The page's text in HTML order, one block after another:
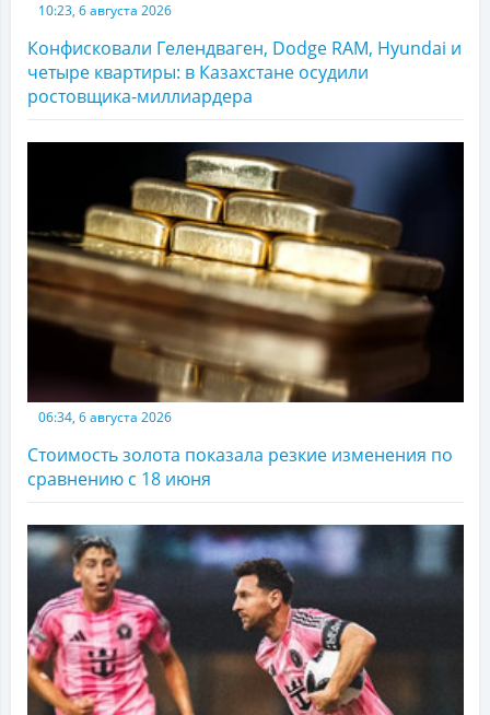
10:23, 6 августа 2026
Конфисковали Гелендваген, Dodge RAM, Hyundai и
четыре квартиры: в Казахстане осудили
ростовщика-миллиардера
06:34, 6 августа 2026
Стоимость золота показала резкие изменения по
сравнению с 18 июня